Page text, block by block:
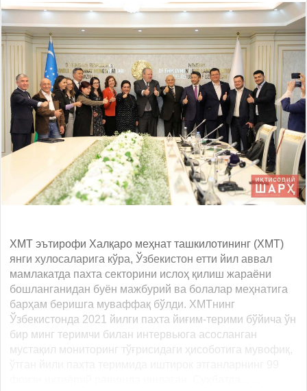
ХМТ эътирофи Халқаро меҳнат ташкилотининг (ХМТ)
янги хулосаларига кўра, Ўзбекистон етти йил аввал
мамлакатда пахта секторини ислоҳ қилиш жараёни
бошланганидан буён мажбурий ва болалар меҳнатига
барҳам беришга муваффақ бўлди. ХМТнинг
Ўзбекистонда 2021 йилги пахта йиғим-терими бўйича ўн
бир минг теримчи билан интервьюга асосланган
мустақил мониторинг тўғрисидаги ҳисоботига мувофиқ,